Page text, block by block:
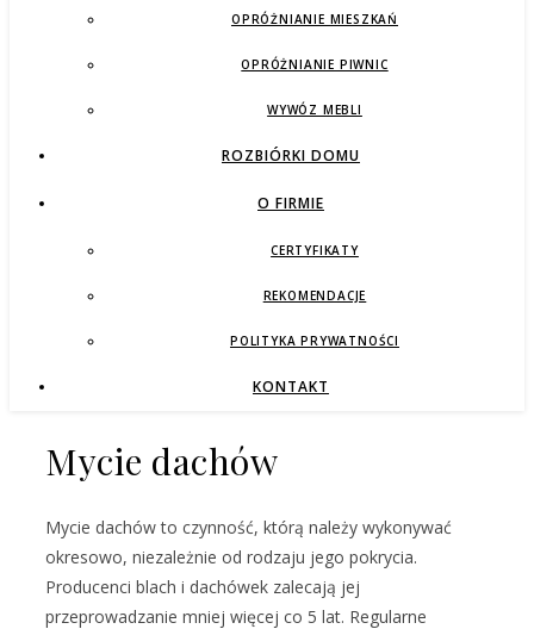
OPRÓŻNIANIE MIESZKAŃ
OPRÓŻNIANIE PIWNIC
WYWÓZ MEBLI
ROZBIÓRKI DOMU
O FIRMIE
CERTYFIKATY
REKOMENDACJE
POLITYKA PRYWATNOŚCI
KONTAKT
Mycie dachów
Mycie dachów to czynność, którą należy wykonywać
okresowo, niezależnie od rodzaju jego pokrycia.
Producenci blach i dachówek zalecają jej
przeprowadzanie mniej więcej co 5 lat. Regularne